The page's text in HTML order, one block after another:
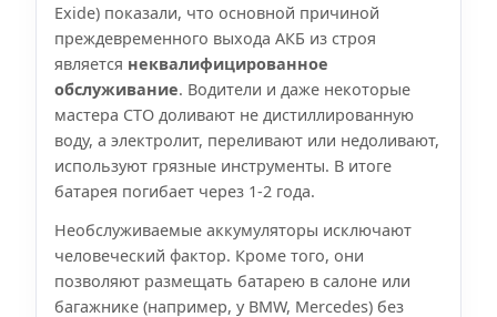
Exide) показали, что основной причиной
преждевременного выхода АКБ из строя
является неквалифицированное
обслуживание. Водители и даже некоторые
мастера СТО доливают не дистиллированную
воду, а электролит, переливают или недоливают,
используют грязные инструменты. В итоге
батарея погибает через 1-2 года.
Необслуживаемые аккумуляторы исключают
человеческий фактор. Кроме того, они
позволяют размещать батарею в салоне или
багажнике (например, у BMW, Mercedes) без